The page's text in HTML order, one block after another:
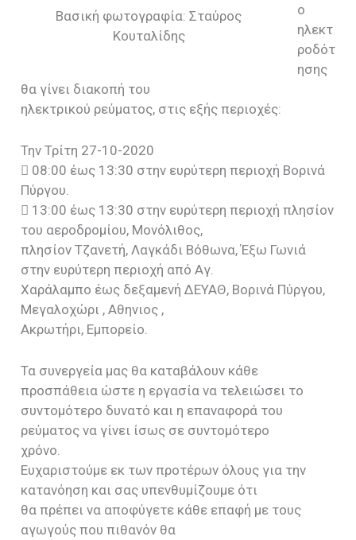
Βασική φωτογραφία: Σταύρος
Κουταλίδης
ο
ηλεκτ
ροδότ
ησης
θα γίνει διακοπή του
ηλεκτρικού ρεύματος, στις εξής περιοχές:
Την Τρίτη 27-10-2020
 08:00 έως 13:30 στην ευρύτερη περιοχή Βορινά
Πύργου.
 13:00 έως 13:30 στην ευρύτερη περιοχή πλησίον
του αεροδρομίου, Μονόλιθος,
πλησίον Τζανετή, Λαγκάδι Βόθωνα, Έξω Γωνιά
στην ευρύτερη περιοχή από Αγ.
Χαράλαμπο έως δεξαμενή ΔΕΥΑΘ, Βορινά Πύργου,
Μεγαλοχώρι , Αθηνιος ,
Ακρωτήρι, Εμπορείο.
Τα συνεργεία μας θα καταβάλουν κάθε
προσπάθεια ώστε η εργασία να τελειώσει το
συντομότερο δυνατό και η επαναφορά του
ρεύματος να γίνει ίσως σε συντομότερο
χρόνο.
Ευχαριστούμε εκ των προτέρων όλους για την
κατανόηση και σας υπενθυμίζουμε ότι
θα πρέπει να αποφύγετε κάθε επαφή με τους
αγωγούς που πιθανόν θα